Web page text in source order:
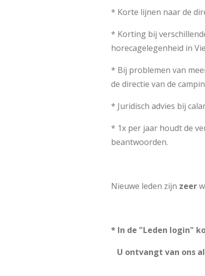
* Korte lijnen naar de
* Korting bij
horecagelegenheid in
* Bij problemen van
de directie van de
* Juridisch advies bij
* 1x per jaar houdt de
beantwoorden.
Nieuwe leden zijn zeer
* In de "Leden login"
U ontvangt van ons